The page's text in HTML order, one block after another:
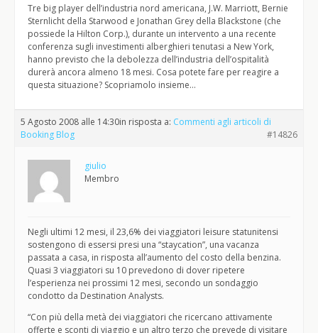
Tre big player dell’industria nord americana, J.W. Marriott, Bernie
Sternlicht della Starwood e Jonathan Grey della Blackstone (che
possiede la Hilton Corp.), durante un intervento a una recente
conferenza sugli investimenti alberghieri tenutasi a New York,
hanno previsto che la debolezza dell’industria dell’ospitalità
durerà ancora almeno 18 mesi. Cosa potete fare per reagire a
questa situazione? Scopriamolo insieme…
5 Agosto 2008 alle 14:30in risposta a: Commenti agli articoli di
Booking Blog
#14826
giulio
Membro
Negli ultimi 12 mesi, il 23,6% dei viaggiatori leisure statunitensi
sostengono di essersi presi una “staycation”, una vacanza
passata a casa, in risposta all’aumento del costo della benzina.
Quasi 3 viaggiatori su 10 prevedono di dover ripetere
l’esperienza nei prossimi 12 mesi, secondo un sondaggio
condotto da Destination Analysts.
“Con più della metà dei viaggiatori che ricercano attivamente
offerte e sconti di viaggio e un altro terzo che prevede di visitare